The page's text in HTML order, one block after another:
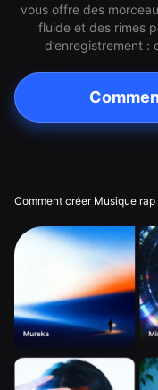
vous offre des
fluide et des rimes
d’enregistrement
Comment créer Musique